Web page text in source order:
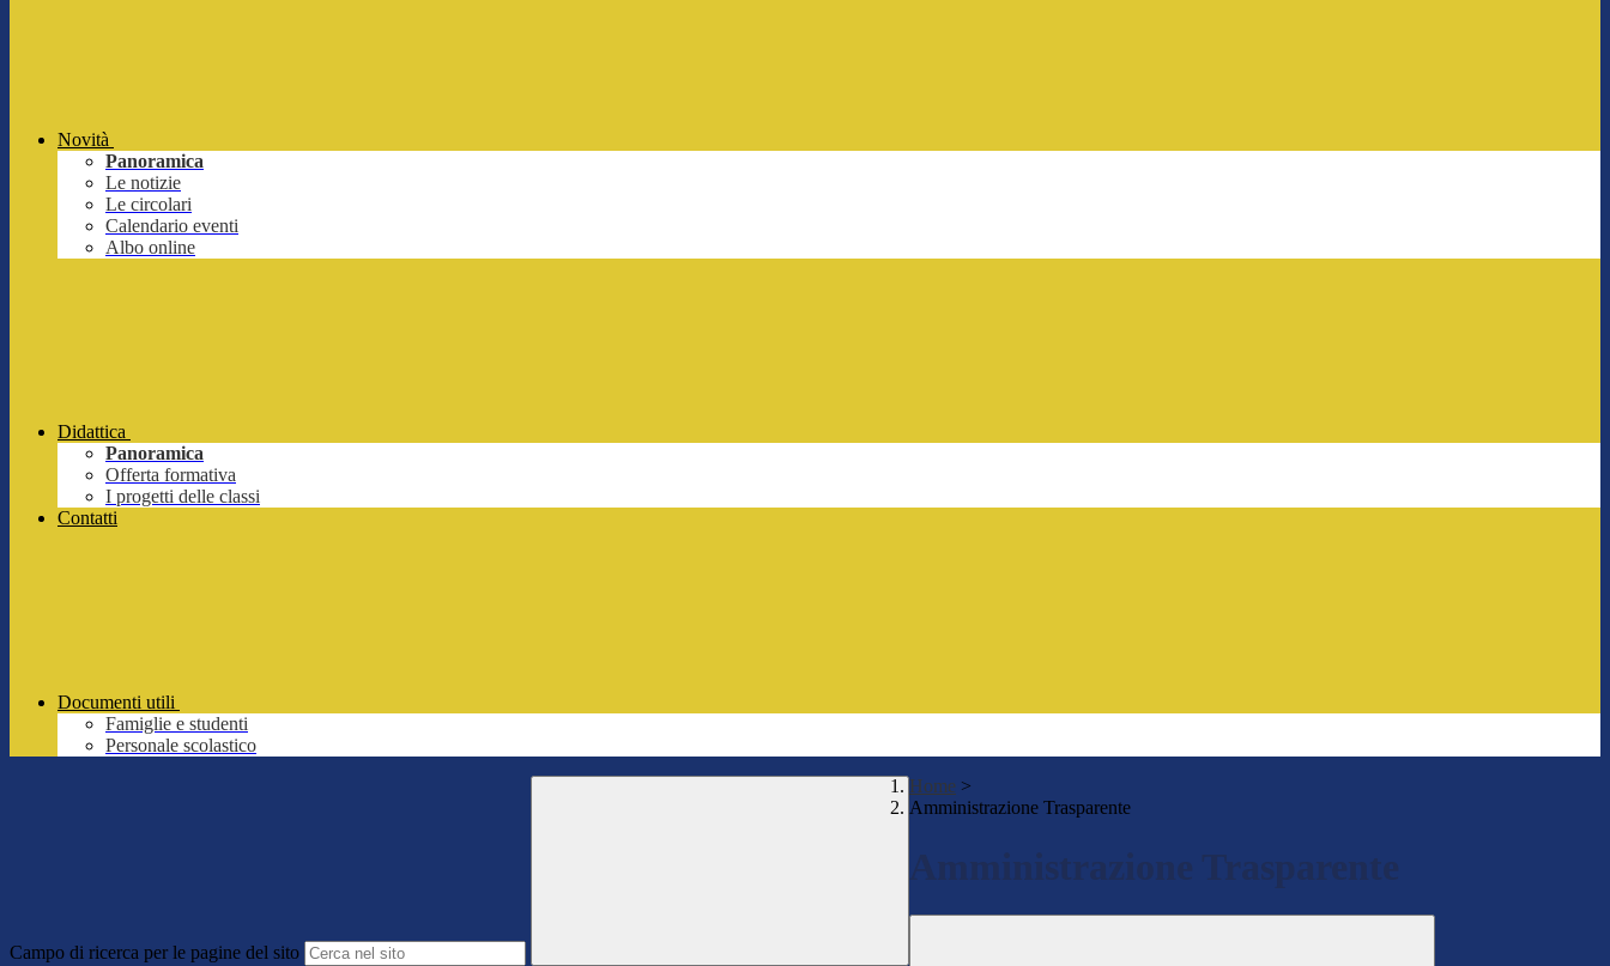
Novità
Panoramica
Le notizie
Le circolari
Calendario eventi
Albo online
Didattica
Panoramica
Offerta formativa
I progetti delle classi
Contatti
Documenti utili
Famiglie e studenti
Personale scolastico
Campo di ricerca per le pagine del sito
Home >
Amministrazione Trasparente
Amministrazione Trasparente